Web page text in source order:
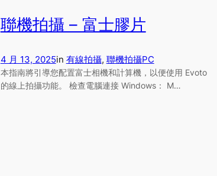
聯機拍攝 – 富士膠片
4 月 13, 2025in 有線拍攝, 聯機拍攝PC
本指南將引導您配置富士相機和計算機，以便使用 Evoto
的線上拍攝功能。 檢查電腦連接 Windows： M…